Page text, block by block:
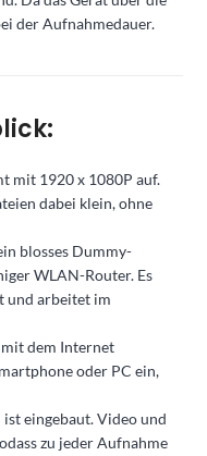
der Aufnahmedauer.
mit 1920 x 1080P auf.
dabei klein, ohne
blosses Dummy-
WLAN-Router. Es
und arbeitet im
mit dem Internet
oder PC ein,
eingebaut. Video und
zu jeder Aufnahme